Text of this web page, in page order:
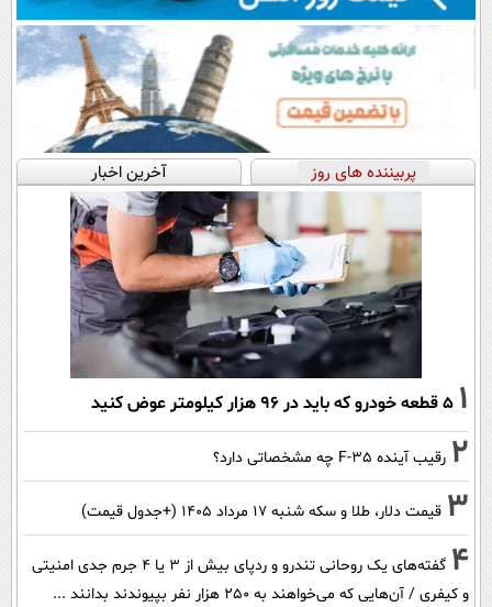
پربیننده های روز آخرین اخبار
1 ۵ قطعه خودرو که باید در ۹۶ هزار کیلومتر عوض کنید
2 رقیب آینده F-35 چه مشخصاتی دارد؟
3 قیمت دلار، طلا و سکه شنبه ۱۷ مرداد ۱۴۰۵ (+جدول قیمت)
4
گفته‌های یک روحانی تندرو و ردپای بیش از ۳ یا ۴ جرم جدی امنیتی
و کیفری / آن‌هایی که می‌خواهند به ۲۵۰ هزار نفر بپیوندند بدانند ...